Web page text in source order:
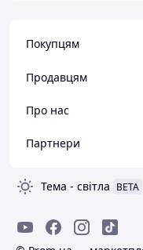
Покупцям
Продавцям
Про нас
Партнери
Тема - світла BETA